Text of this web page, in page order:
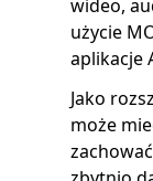
wideo,
użycie
aplikacje
Jako
może